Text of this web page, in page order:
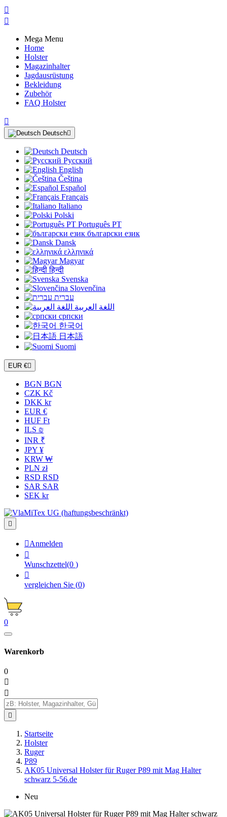


Mega Menu
Home
Holster
Magazinhalter
Jagdausrüstung
Bekleidung
Zubehör
FAQ Holster

Deutsch
Deutsch
Русский
English
Čeština
Español
Français
Italiano
Polski
Português PT
български език
Dansk
ελληνικά
Magyar
हिन्दी
Svenska
Slovenčina
עברית
اللغة العربية
српски
한국어
日本語
Suomi
EUR €
BGN BGN
CZK Kč
DKK kr
EUR €
HUF Ft
ILS ₪
INR ₹
JPY ¥
KRW ₩
PLN zł
RSD RSD
SAR SAR
SEK kr

Anmelden

Wunschzettel(0 )

vergleichen Sie (0)
0
Warenkorb
0



Startseite
Holster
Ruger
P89
AK05 Universal Holster für Ruger P89 mit Mag Halter
schwarz 5-56.de
Neu